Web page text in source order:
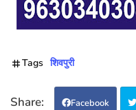
Tags शिवपुरी
Facebook